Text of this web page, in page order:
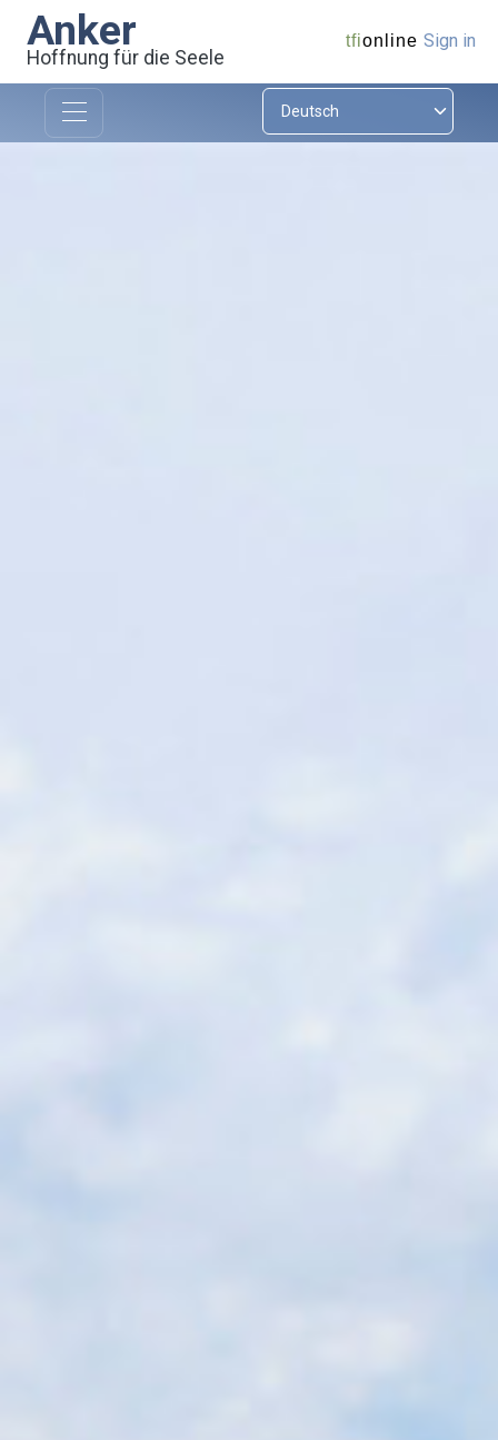
Anker
Hoffnung für die Seele
tfionline Sign in